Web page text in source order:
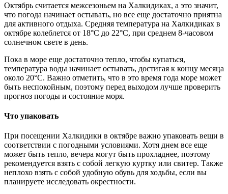
Октябрь считается межсезоньем на Халкидиках, а это значит,
что погода начинает остывать, но все еще достаточно приятна
для активного отдыха. Средняя температура на Халкидиках в
октябре колеблется от 18°C ​​до 22°C, при среднем 8-часовом
солнечном свете в день.
Пока в море еще достаточно тепло, чтобы купаться,
температура воды начинает остывать, достигая к концу месяца
около 20°C. Важно отметить, что в это время года море может
быть неспокойным, поэтому перед выходом лучше проверить
прогноз погоды и состояние моря.
Что упаковать
При посещении Халкидики в октябре важно упаковать вещи в
соответствии с погодными условиями. Хотя днем ​​все еще
может быть тепло, вечера могут быть прохладнее, поэтому
рекомендуется взять с собой легкую куртку или свитер. Также
неплохо взять с собой удобную обувь для ходьбы, если вы
планируете исследовать окрестности.